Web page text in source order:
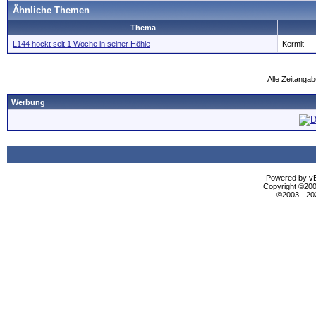
Ähnliche Themen
Thema
L144 hockt seit 1 Woche in seiner Höhle
Kermit
Alle
Werbung
Powered by
Copyright
©2003 -